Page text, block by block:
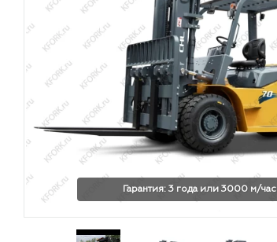
Гарантия: 3 года или 3000 м/час